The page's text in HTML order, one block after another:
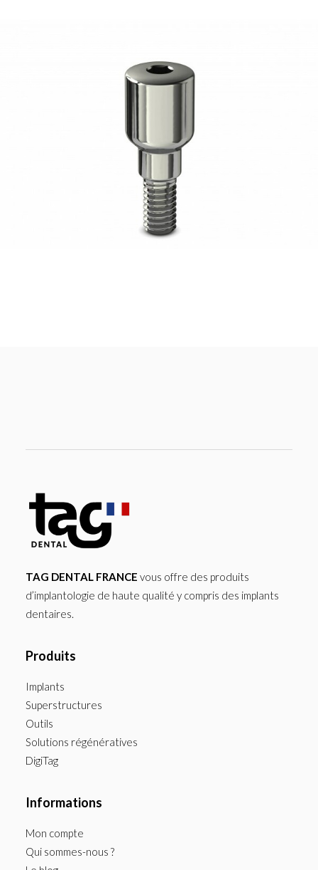
Ajouter au panier
TAG DENTAL FRANCE vous offre des produits
d’implantologie de haute qualité y compris des implants
dentaires.
Produits
Implants
Superstructures
Outils
Solutions régénératives
DigiTag
Informations
Mon compte
Qui sommes-nous ?